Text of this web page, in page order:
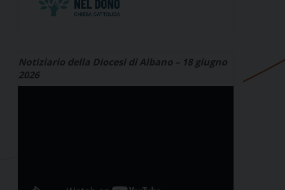
Notiziario della Diocesi di Albano – 18 giugno
2026